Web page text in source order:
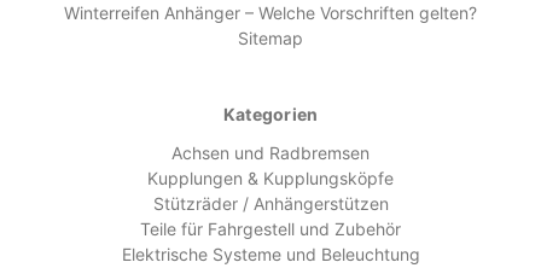
Winterreifen Anhänger – Welche Vorschriften gelten?
Sitemap
Kategorien
Achsen und Radbremsen
Kupplungen & Kupplungsköpfe
Stützräder / Anhängerstützen
Teile für Fahrgestell und Zubehör
Elektrische Systeme und Beleuchtung